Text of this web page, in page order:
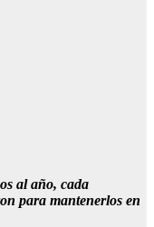
al año, cada
para mantenerlos en